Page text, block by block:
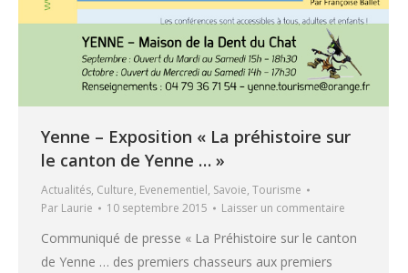
Yenne – Exposition « La préhistoire sur
le canton de Yenne … »
Actualités, Culture, Evenementiel, Savoie, Tourisme
Par Laurie 10 septembre 2015 Laisser un commentaire
Communiqué de presse « La Préhistoire sur le canton
de Yenne … des premiers chasseurs aux premiers